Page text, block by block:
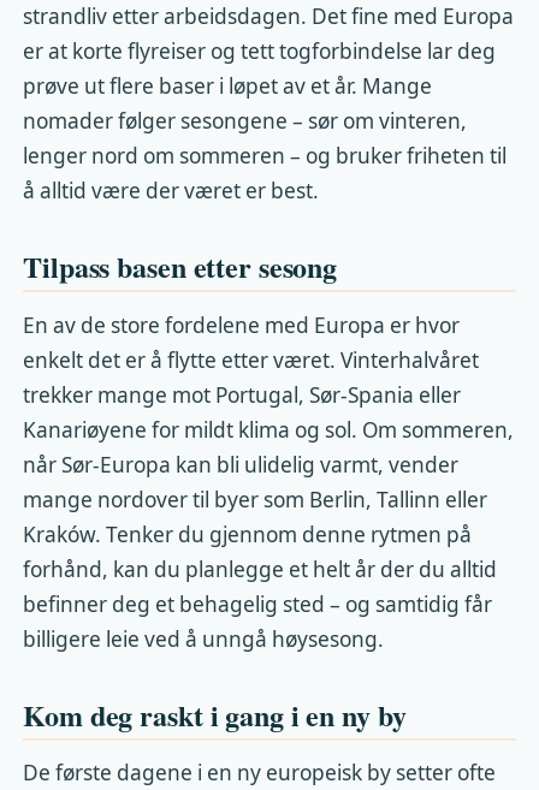
strandliv etter arbeidsdagen. Det fine med Europa
er at korte flyreiser og tett togforbindelse lar deg
prøve ut flere baser i løpet av et år. Mange
nomader følger sesongene – sør om vinteren,
lenger nord om sommeren – og bruker friheten til
å alltid være der været er best.
Tilpass basen etter sesong
En av de store fordelene med Europa er hvor
enkelt det er å flytte etter været. Vinterhalvåret
trekker mange mot Portugal, Sør-Spania eller
Kanariøyene for mildt klima og sol. Om sommeren,
når Sør-Europa kan bli ulidelig varmt, vender
mange nordover til byer som Berlin, Tallinn eller
Kraków. Tenker du gjennom denne rytmen på
forhånd, kan du planlegge et helt år der du alltid
befinner deg et behagelig sted – og samtidig får
billigere leie ved å unngå høysesong.
Kom deg raskt i gang i en ny by
De første dagene i en ny europeisk by setter ofte